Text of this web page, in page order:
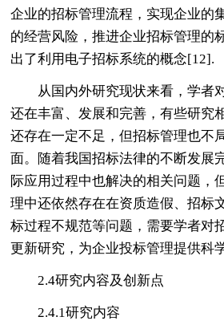
企业的招标管理流程，实现企业的
的经营风险，推进企业招标管理的
出了利用电子招标系统的概念[12].
从国内外研究现状来看，学者
还在丰富、发展和完善，有些研究
还存在一定不足，但招标管理也不
面。随着我国招标法律的不断发展
际应用过程中也解决的相关问题，
理中还依然存在在资质造假、招标
标过程不规范等问题，需要学者对
更新研究，为企业投标管理提供科
2.4研究内容及创新点
2.4.1研究内容